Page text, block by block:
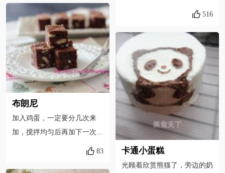
布朗尼
加入鸡蛋，一定要分几次来
加，搅拌均匀后再加下一次，
83
八角老抽葱结香叶再加水没过
分钟，再大火收汁
516
卡通小蛋糕
光顾着欣赏熊猫了，旁边的奶